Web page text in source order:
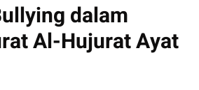
dalam
Al-Hujurat Ayat